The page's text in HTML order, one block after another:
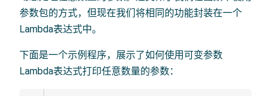
参数包的方式，但现在我们将相同的功能封装在一个
Lambda表达式中。
下面是一个示例程序，展示了如何使用可变参数
Lambda表达式打印任意数量的参数：